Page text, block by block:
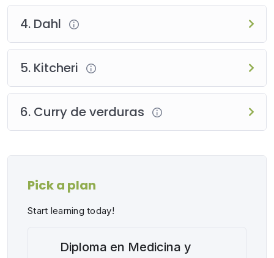
4. Dahl
5. Kitcheri
6. Curry de verduras
Pick a plan
Start learning today!
Diploma en Medicina y